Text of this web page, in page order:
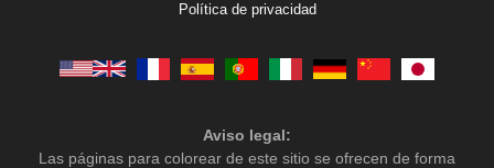
Política de privacidad
Aviso legal:
Las páginas para colorear de este sitio se ofrecen de forma